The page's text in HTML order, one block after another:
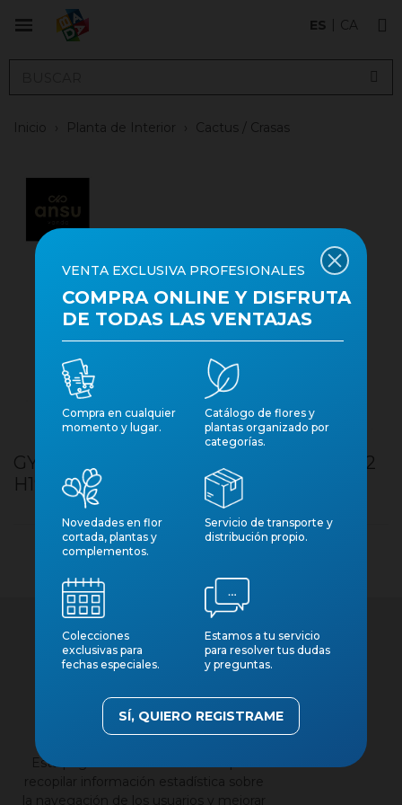
ES CA
Inicio Planta de Interior Cactus / Crasas
GYMNOCALICIUM VARIEGATED XXL M12
H19
Contacto
Aviso legal
Esta página web utiliza cookies para
recopilar información estadística sobre
la navegación de los usuarios y mejorar
×
VENTA EXCLUSIVA PROFESIONALES
COMPRA ONLINE Y DISFRUTA
DE TODAS LAS VENTAJAS
Compra en cualquier
momento y lugar.
Catálogo de flores y
plantas organizado por
categorías.
Novedades en flor
cortada, plantas y
complementos.
Servicio de transporte y
distribución propio.
Colecciones
exclusivas para
fechas especiales.
Estamos a tu servicio
para resolver tus dudas
y preguntas.
SÍ, QUIERO REGISTRAME